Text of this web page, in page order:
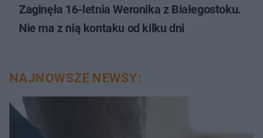
Zaginęła 16-letnia Weronika z Białegostoku.
Nie ma z nią kontaku od kilku dni
NAJNOWSZE NEWSY: